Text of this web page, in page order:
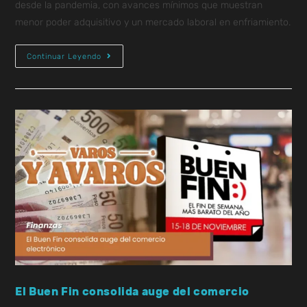
desde la pandemia, con avances mínimos que muestran
menor poder adquisitivo y un mercado laboral en enfriamiento.
Continuar Leyendo
El Buen Fin consolida auge del comercio